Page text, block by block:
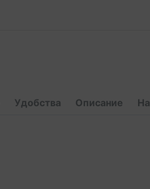
Удобства Описание